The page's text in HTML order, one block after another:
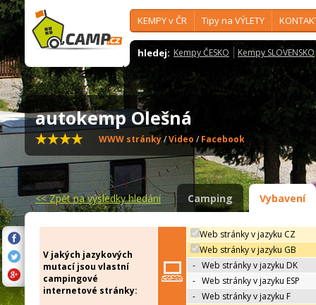
KEMPY v ČR Tipy na VÝLETY
hledej: Kempy ČESKO Kempy SLOVENSKO
autokemp Olešná
WWW stránky/Video /Facebook
<<Zpět na výsledky hledání Camping Vybavení
V jakých jazykových
mutací jsou vlastní
campingové
internetové stránky:
Web stránky v jazyku CZ
Web stránky v jazyku GB
- Web stránky v jazyku DK
- Web stránky v jazyku ESP
- Web stránky v jazyku F